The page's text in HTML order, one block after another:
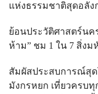
แห่งธรรมชาติสุดอลัง
ย้อนประวัติศาสตร์นค
ห้าม” ชม 1 ใน 7 สิ่งม
สัมผัสประสบการณ์สุ
มังกรหยก เที่ยวครบ